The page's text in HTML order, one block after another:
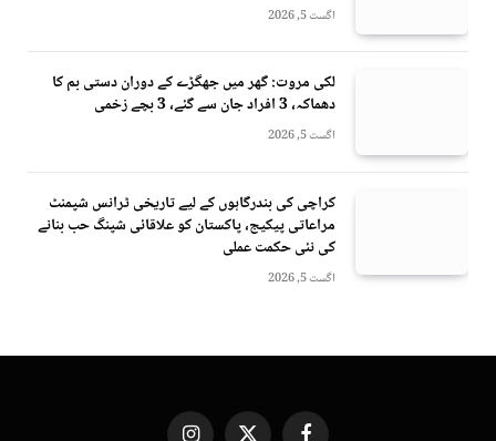
اگست 5, 2026
لکی مروت: گھر میں جھگڑے کے دوران دستی بم کا
دھماکہ، 3 افراد جان سے گئے، 3 بچے زخمی
اگست 5, 2026
کراچی کی بندرگاہوں کے لیے تاریخی ٹرانس شپمنٹ
مراعاتی پیکیج، پاکستان کو علاقائی شپنگ حب بنانے
کی نئی حکمت عملی
اگست 5, 2026